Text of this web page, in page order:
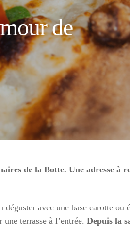
de
de la Botte. Une adresse à
avec une base carotte ou
terrasse à l’entrée. Depuis la